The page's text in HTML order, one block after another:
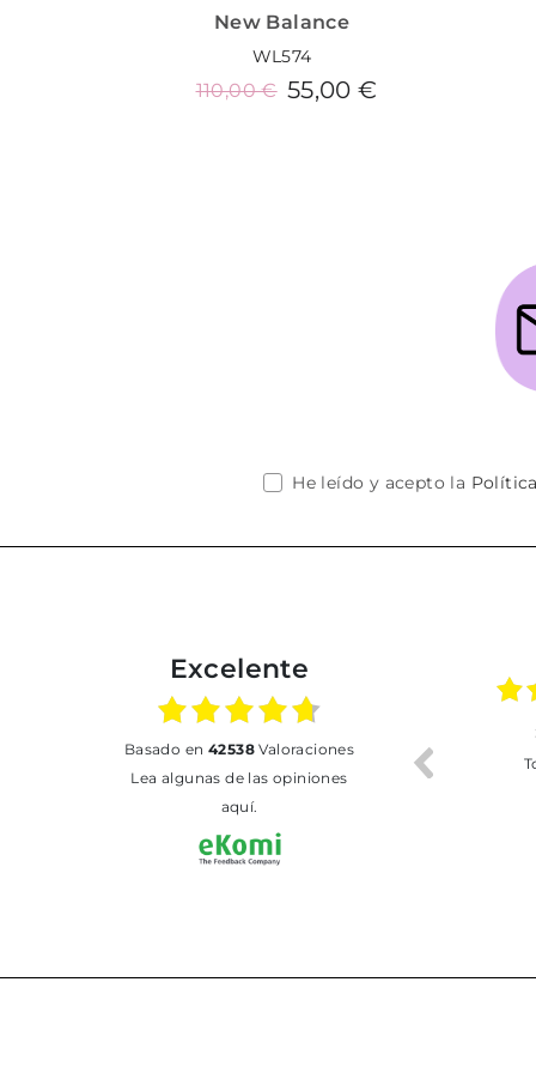
New Balance
WL574
55,00 €
110,00 €
He leído y acepto la
Excelente
basado en 42538Valoraciones
Lea algunas de las opiniones
aquí.